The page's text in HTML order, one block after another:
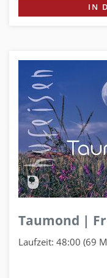
IN
Taumond |
Laufzeit: 48:00 (69